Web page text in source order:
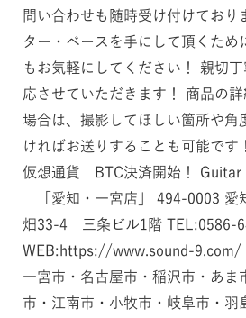
問い合わせも随時受け付けており
ター・ベースを手にして頂くため
もお気軽にしてください！ 親切
応させていただきます！ 商品の
場合は、撮影してほしい箇所や角
ければお送りすることも可能で
仮想通貨 BTC決済開始！
「愛知・一宮店」 494-0003 愛
畑33-4 三条ビル1階 TEL:0586-
WEB:https://www.sound-9.com/
一宮市・名古屋市・稲沢市・あま
市・江南市・小牧市・岐阜市・羽